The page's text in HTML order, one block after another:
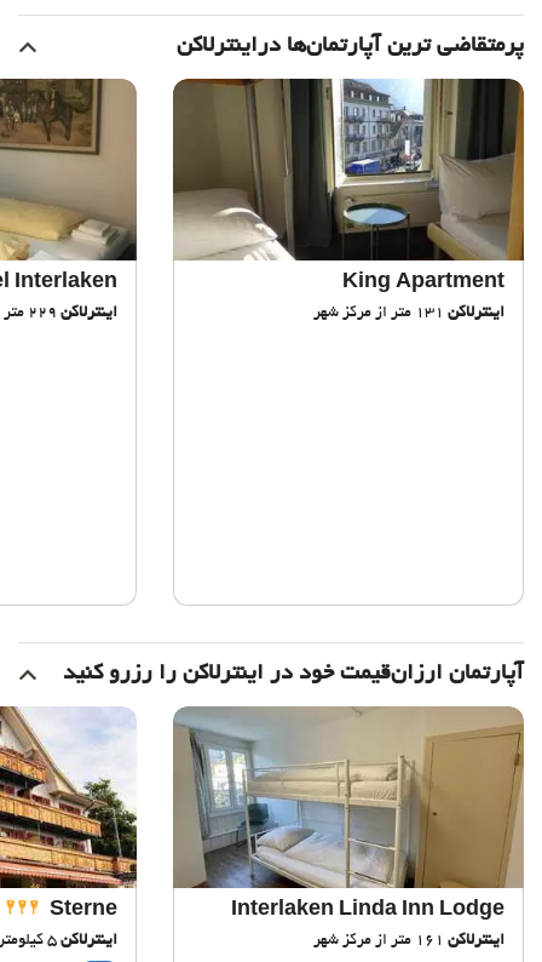
پرمتقاضی ترین آپارتمان‌‌ها دراینترلاکن
King Apartment
اینترلاکن
Interlaken
اینترلاکن
آپارتمان ارزان‌قیمت خود در اینترلاکن را رزرو کنید
Interlaken Linda Inn Lodge
اینترلاکن
Sterne
اینترلاکن